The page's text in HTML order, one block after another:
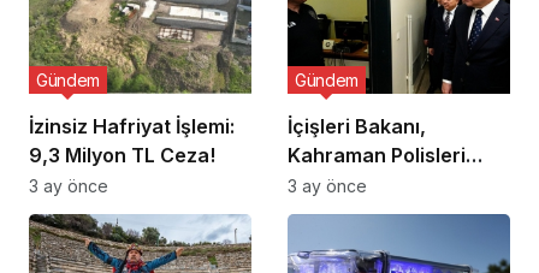
İzinsiz Hafriyat İşlemi:
9,3 Milyon TL Ceza!
Gündem
3 ay önce
İçişleri Bakanı,
Kahraman Polisleri
Ziyaret Etti
Gündem
3 ay önce